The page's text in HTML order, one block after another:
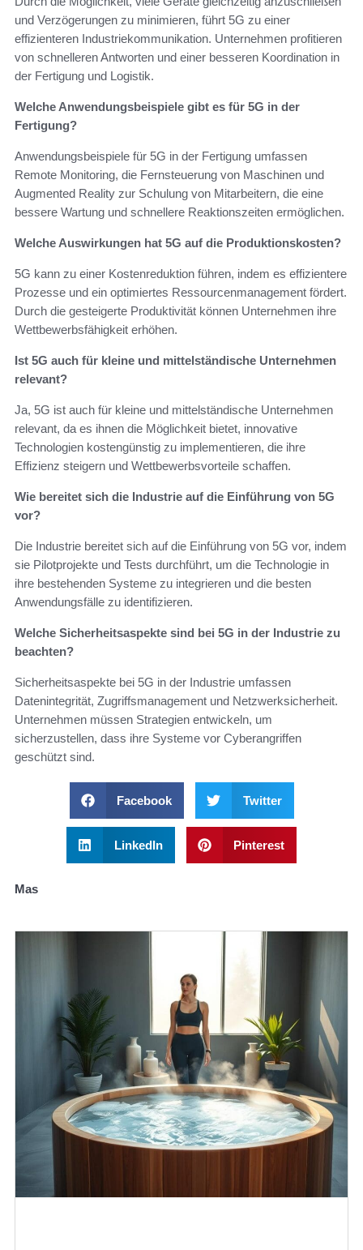
und Verzögerungen zu minimieren, führt 5G zu einer
effizienteren Industriekommunikation. Unternehmen profitieren
von schnelleren Antworten und einer besseren Koordination in
der Fertigung und Logistik.
Welche Anwendungsbeispiele gibt es für 5G in der
Fertigung?
Anwendungsbeispiele für 5G in der Fertigung umfassen
Remote Monitoring, die Fernsteuerung von Maschinen und
Augmented Reality zur Schulung von Mitarbeitern, die eine
bessere Wartung und schnellere Reaktionszeiten ermöglichen.
Welche Auswirkungen hat 5G auf die Produktionskosten?
5G kann zu einer Kostenreduktion führen, indem es effizientere
Prozesse und ein optimiertes Ressourcenmanagement fördert.
Durch die gesteigerte Produktivität können Unternehmen ihre
Wettbewerbsfähigkeit erhöhen.
Ist 5G auch für kleine und mittelständische Unternehmen
relevant?
Ja, 5G ist auch für kleine und mittelständische Unternehmen
relevant, da es ihnen die Möglichkeit bietet, innovative
Technologien kostengünstig zu implementieren, die ihre
Effizienz steigern und Wettbewerbsvorteile schaffen.
Wie bereitet sich die Industrie auf die Einführung von 5G
vor?
Die Industrie bereitet sich auf die Einführung von 5G vor, indem
sie Pilotprojekte und Tests durchführt, um die Technologie in
ihre bestehenden Systeme zu integrieren und die besten
Anwendungsfälle zu identifizieren.
Welche Sicherheitsaspekte sind bei 5G in der Industrie zu
beachten?
Sicherheitsaspekte bei 5G in der Industrie umfassen
Datenintegrität, Zugriffsmanagement und Netzwerksicherheit.
Unternehmen müssen Strategien entwickeln, um
sicherzustellen, dass ihre Systeme vor Cyberangriffen
geschützt sind.
Facebook Twitter
LinkedIn Pinterest
Mas